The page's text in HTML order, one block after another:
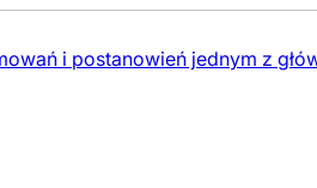
i postanowień jednym z